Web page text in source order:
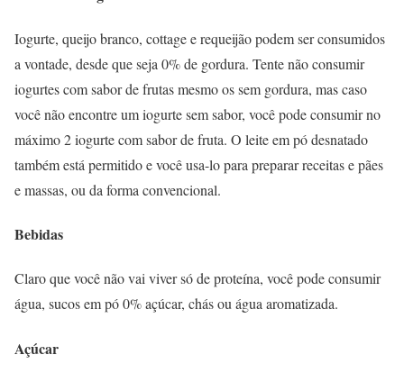
Iogurte, queijo branco, cottage e requeijão podem ser consumidos
a vontade, desde que seja 0% de gordura. Tente não consumir
iogurtes com sabor de frutas mesmo os sem gordura, mas caso
você não encontre um iogurte sem sabor, você pode consumir no
máximo 2 iogurte com sabor de fruta. O leite em pó desnatado
também está permitido e você usa-lo para preparar receitas e pães
e massas, ou da forma convencional.
Bebidas
Claro que você não vai viver só de proteína, você pode consumir
água, sucos em pó 0% açúcar, chás ou água aromatizada.
Açúcar